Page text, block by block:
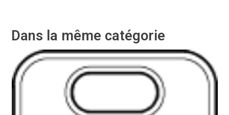
Dans la même catégorie